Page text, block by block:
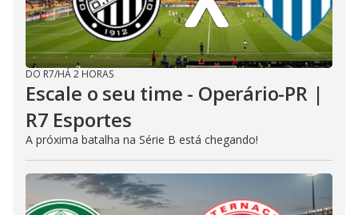
DO R7/HÁ 2 HORAS
Escale o seu time - Operário-PR |
R7 Esportes
A próxima batalha na Série B está chegando!